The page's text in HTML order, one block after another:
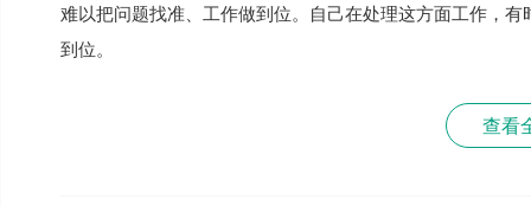
难以把问题找准、工作做到位。自己在处理这方面工作，
到位。
查看